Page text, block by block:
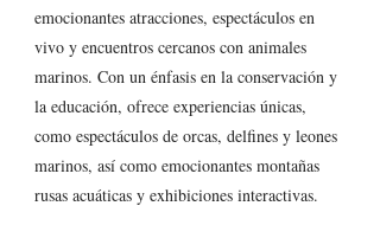
emocionantes atracciones, espectáculos en
vivo y encuentros cercanos con animales
marinos. Con un énfasis en la conservación y
la educación, ofrece experiencias únicas,
como espectáculos de orcas, delfines y leones
marinos, así como emocionantes montañas
rusas acuáticas y exhibiciones interactivas.